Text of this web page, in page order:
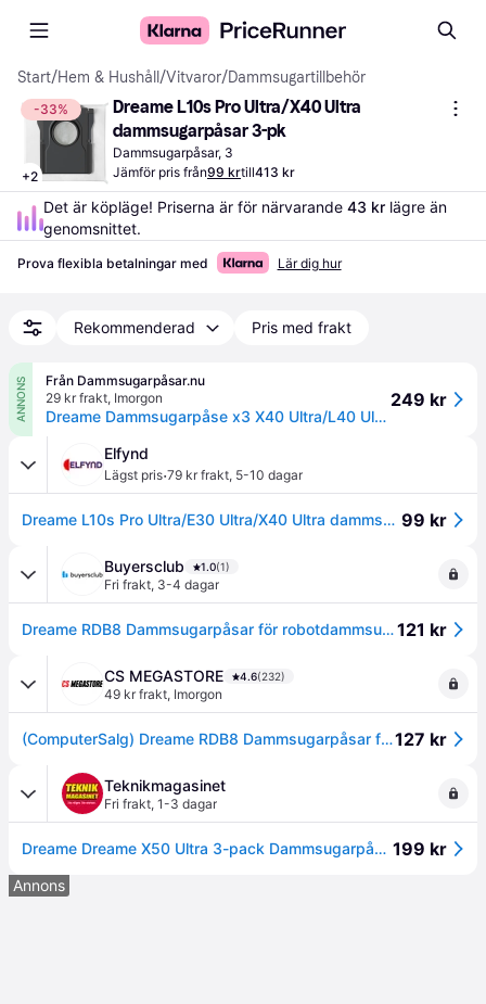
Start/Hem & Hushåll /Vitvaror/Dammsugartillbehör
-33%
+2
Dreame L10s Pro Ultra/X40 Ultra
dammsugarpåsar 3-pk
Dammsugarpåsar, 3
Jämför pris från99 krtill413 kr
Det är köpläge! Priserna är för närvarande 43 kr lägre än
genomsnittet.
Prova flexibla betalningar med Lär dig hur
Rekommenderad Pris med frakt
ANNONS
Från Dammsugarpåsar.nu
29 kr frakt, Imorgon
Dreame Dammsugarpåse x3 X40 Ultra/L40 Ultra/L10s Ultra gen2
249 kr
Elfynd
Lägst pris·79 kr frakt, 5-10 dagar
Dreame L10s Pro Ultra/E30 Ultra/X40 Ultra dammsugarpåsar (3-pk) 99 kr
Buyersclub 1.0(1)
Fri frakt, 3-4 dagar
Dreame RDB8 Dammsugarpåsar för robotdammsugare121 kr
CS MEGASTORE 4.6(232)
49 kr frakt, Imorgon
(ComputerSalg) Dreame RDB8 Dammsugarpåsar för robotdammsugare - 3-pack127 kr
Teknikmagasinet
Fri frakt, 1-3 dagar
Dreame Dreame X50 Ultra 3-pack Dammsugarpåsar 199 kr
Annons